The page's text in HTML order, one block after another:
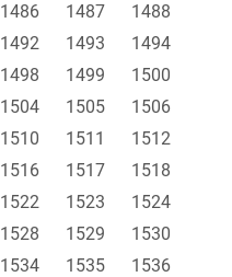
1486 1487
1488
1492 1493
1494
1498 1499
1500
1504 1505
1506
1510 1511
1512
1516 1517
1518
1522 1523
1524
1528 1529
1530
1534 1535
1536